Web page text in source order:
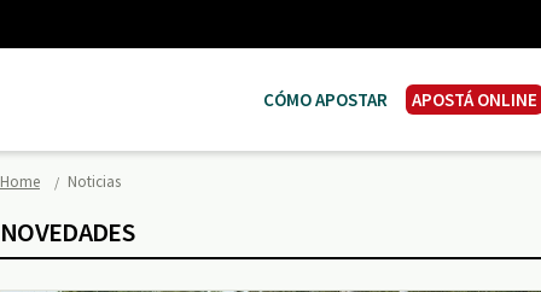
CÓMO APOSTAR APOSTÁ ONLINE
Home Noticias
NOVEDADES